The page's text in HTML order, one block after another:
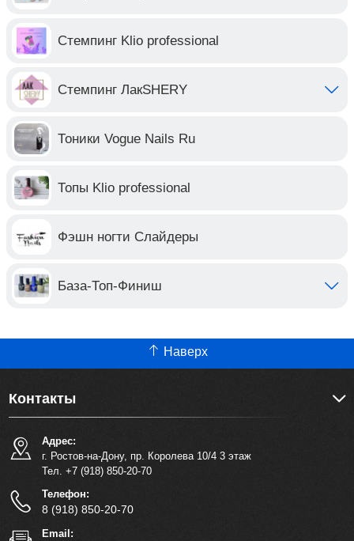
Стемпинг Klio professional
Стемпинг ЛакSHERY
Тоники Vogue Nails Ru
Топы Klio professional
Фэшн ногти Слайдеры
База-Топ-Финиш
Наверх
Контакты
Адрес:
г. Ростов-на-Дону, пр. Королева 10/4 3 этаж
Тел. +7 (918) 850-20-70
Телефон:
8 (918) 850-20-70
Email: